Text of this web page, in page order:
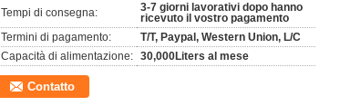
Tempi di consegna:
3-7 giorni lavorativi dopo hanno
ricevuto il vostro pagamento
Termini di pagamento:
T/T, Paypal, Western Union, L/C
Capacità di alimentazione: 30,000Liters al mese
Contatto